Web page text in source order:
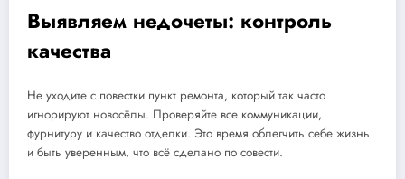
Выявляем недочеты: контроль
качества
Не уходите с повестки пункт ремонта, который так часто
игнорируют новосёлы. Проверяйте все коммуникации,
фурнитуру и качество отделки. Это время облегчить себе жизнь
и быть уверенным, что всё сделано по совести.